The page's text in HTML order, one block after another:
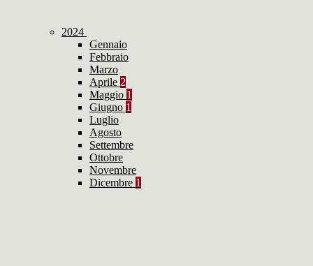
2024
Gennaio
Febbraio
Marzo
Aprile 2
Maggio 1
Giugno 1
Luglio
Agosto
Settembre
Ottobre
Novembre
Dicembre 1